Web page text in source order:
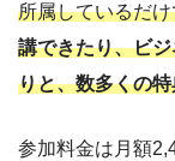
所属しているだけ
講できたり、ビ
りと、数多くの
参加料金は月額